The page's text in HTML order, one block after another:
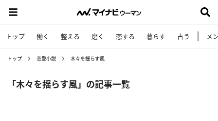
トップ 働く 整える 磨く 恋する 暮らす 占う メ
トップ 恋愛小説 木々を揺らす風
「木々を揺らす風」の記事一覧